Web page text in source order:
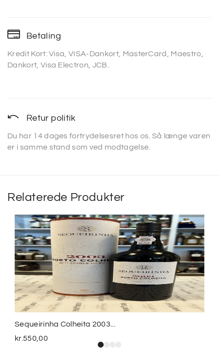
Betaling
Kredit Kort: Visa, VISA-Dankort, MasterCard, Maestro,
Dankort, Visa Electron, JCB.
Retur politik
Du har 14 dages fortrydelsesret hos os. Så længe varen
er i samme stand som ved modtagelse.
Relaterede Produkter
Sequeirinha Colheita 2003...
kr.550,00